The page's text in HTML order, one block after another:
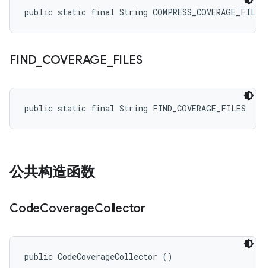
public static final String COMPRESS_COVERAGE_FILES
FIND COVERAGE FILES
public static final String FIND_COVERAGE_FILES
公共构造函数
CodeCoverageCollector
public CodeCoverageCollector ()